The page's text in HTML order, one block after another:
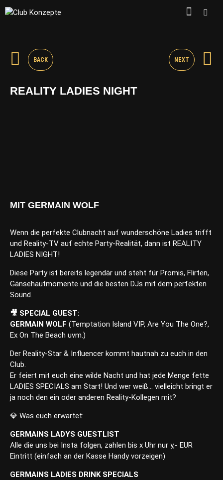
BACK NEXT
REALITY LADIES NIGHT
MIT GERMAIN WOLF
Wenn die perfekte Clubnacht auf wunderschöne Ladies trifft
und Reality-TV auf echte Party-Realität, dann ist REALITY
LADIES NIGHT!
Diese Party ist bereits legendär und steht für Promis, Flirten,
Gänsehautmomente und die besten DJs mit dem perfekten
Sound.
🎥 SPECIAL GUEST:
GERMAIN WOLF (Temptation Island VIP, Are You The One?,
Ex On The Beach uvm.)
Der Reality-Star & Influencer kommt hautnah zu euch in den
Club.
Er feiert mit euch eine wilde Nacht und hat jede Menge fette
LADIES SPECIALS am Start! Und wer weiß… vielleicht bringt er
ja noch den ein oder anderen Reality-Kollegen mit?
💎 Was euch erwartet:
GERMAINS LADYS GUESTLIST
Alle die uns bei Insta folgen, zahlen bis x Uhr nur y,- EUR
Eintritt (einfach an der Kasse Handy vorzeigen)
GERMAINS LADIES DRINK SPECIALS